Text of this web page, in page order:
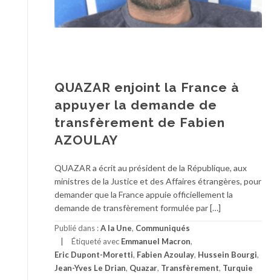
QUAZAR enjoint la France à
appuyer la demande de
transfèrement de Fabien
AZOULAY
QUAZAR a écrit au président de la République, aux
ministres de la Justice et des Affaires étrangères, pour
demander que la France appuie officiellement la
demande de transfèrement formulée par […]
Publié dans :A la Une, Communiqués
Étiqueté avec Emmanuel Macron,
Eric Dupont-Moretti, Fabien Azoulay, Hussein Bourgi,
Jean-Yves Le Drian, Quazar, Transfèrement, Turquie